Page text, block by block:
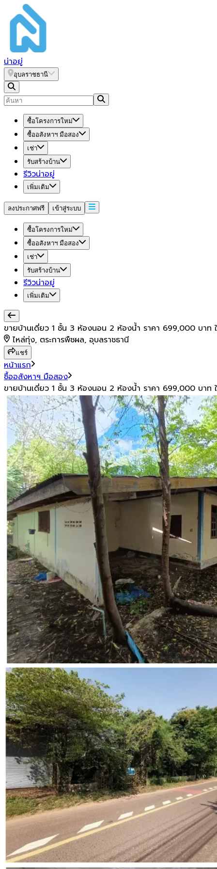
น่าอยู่
อุบลราชธานี
ซื้อโครงการใหม่
ซื้ออสังหาฯ มือสอง
เช่า
รับสร้างบ้าน
รีวิวน่าอยู่
เพิ่มเติม
ลงประกาศฟรี เข้าสู่ระบบ
ซื้อโครงการใหม่
ซื้ออสังหาฯ มือสอง
เช่า
รับสร้างบ้าน
รีวิวน่าอยู่
เพิ่มเติม
ขายบ้านเดี่ยว 1 ชั้น 3 ห้องนอน 2 ห้องน้ำ ราคา 699,000 บาท
ไหล่ทุ่ง, ตระการพืชผล, อุบลราชธานี
แชร์
หน้าแรก
ซื้ออสังหาฯ มือสอง
ขายบ้านเดี่ยว 1 ชั้น 3 ห้องนอน 2 ห้องน้ำ ราคา 699,000 บาท